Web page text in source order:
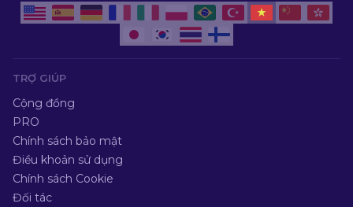
TRỢ GIÚP
Cộng đồng
PRO
Chính sách bảo mật
Điều khoản sử dụng
Chính sách Cookie
Đối tác